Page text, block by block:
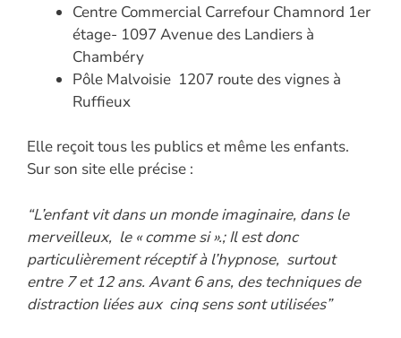
Centre Commercial Carrefour Chamnord 1er
étage- 1097 Avenue des Landiers à
Chambéry
Pôle Malvoisie 1207 route des vignes à
Ruffieux
Elle reçoit tous les publics et même les enfants.
Sur son site elle précise :
“L’enfant vit dans un monde imaginaire, dans le
merveilleux, le « comme si ».; Il est donc
particulièrement réceptif à l’hypnose, surtout
entre 7 et 12 ans. Avant 6 ans, des techniques de
distraction liées aux cinq sens sont utilisées”